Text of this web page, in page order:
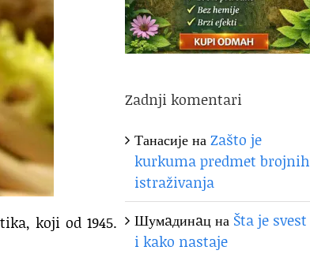
koji od 1945.
Zadnji komentari
ТанасијенаZašto je
kurkuma predmet brojnih
istraživanja
Шумaдинaцна Šta je svest
i kako nastaje